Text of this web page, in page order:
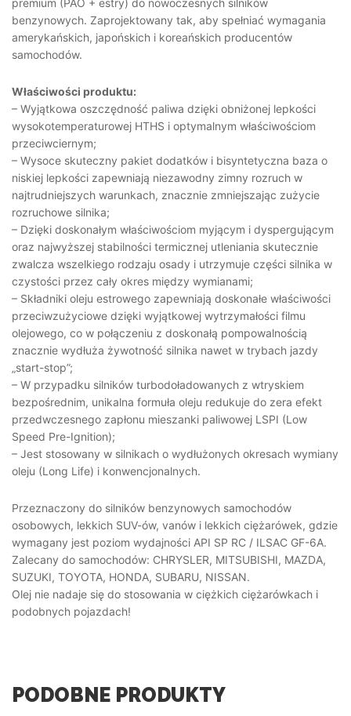
benzynowych. Zaprojektowany tak, aby spełniać wymagania
amerykańskich, japońskich i koreańskich producentów
samochodów.
Właściwości produktu:
– Wyjątkowa oszczędność paliwa dzięki obniżonej lepkości
wysokotemperaturowej HTHS i optymalnym właściwościom
przeciwciernym;
– Wysoce skuteczny pakiet dodatków i bisyntetyczna baza o
niskiej lepkości zapewniają niezawodny zimny rozruch w
najtrudniejszych warunkach, znacznie zmniejszając zużycie
rozruchowe silnika;
– Dzięki doskonałym właściwościom myjącym i dyspergującym
oraz najwyższej stabilności termicznej utleniania skutecznie
zwalcza wszelkiego rodzaju osady i utrzymuje części silnika w
czystości przez cały okres między wymianami;
– Składniki oleju estrowego zapewniają doskonałe właściwości
przeciwzużyciowe dzięki wyjątkowej wytrzymałości filmu
olejowego, co w połączeniu z doskonałą pompowalnością
znacznie wydłuża żywotność silnika nawet w trybach jazdy
„start-stop”;
– W przypadku silników turbodoładowanych z wtryskiem
bezpośrednim, unikalna formuła oleju redukuje do zera efekt
przedwczesnego zapłonu mieszanki paliwowej LSPI (Low
Speed ​​Pre-Ignition);
– Jest stosowany w silnikach o wydłużonych okresach wymiany
oleju (Long Life) i konwencjonalnych.
Przeznaczony do silników benzynowych samochodów
osobowych, lekkich SUV-ów, vanów i lekkich ciężarówek, gdzie
wymagany jest poziom wydajności API SP RC / ILSAC GF-6A.
Zalecany do samochodów: CHRYSLER, MITSUBISHI, MAZDA,
SUZUKI, TOYOTA, HONDA, SUBARU, NISSAN.
Olej nie nadaje się do stosowania w ciężkich ciężarówkach i
podobnych pojazdach!
PODOBNE PRODUKTY